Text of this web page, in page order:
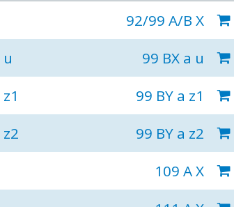
92/99 A/B X
99 BX a u
99 BY a z1
99 BY a z2
109 A X